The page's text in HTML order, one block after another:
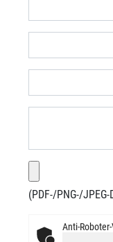
(PDF-/PNG-/
Anti-